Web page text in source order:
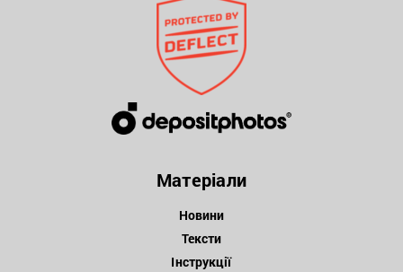
Матеріали
Новини
Тексти
Інструкції